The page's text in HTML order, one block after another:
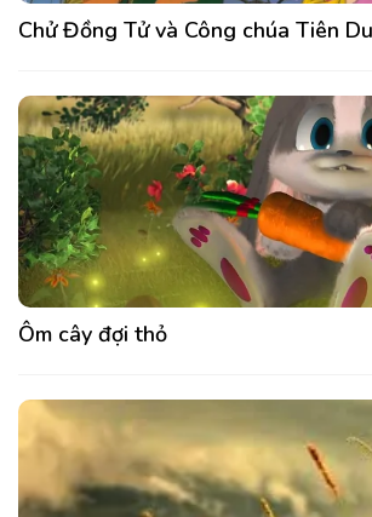
Chử Đồng Tử và Công chúa Tiên
Ôm cây đợi thỏ